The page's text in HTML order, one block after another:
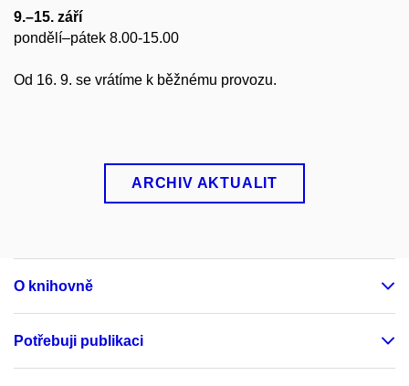
9.–15. září
pondělí–pátek 8.00-15.00
Od 16. 9. se vrátíme k běžnému provozu.
ARCHIV AKTUALIT
O knihovně
Potřebuji publikaci